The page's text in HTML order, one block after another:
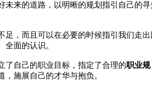
未来的道路，以明晰的规划指引自己的寻
足，而且可以在必要的时候指引我们走出
面的认识。
了自己的职业目标，指定了合理的职业规
施展自己的才华与抱负。